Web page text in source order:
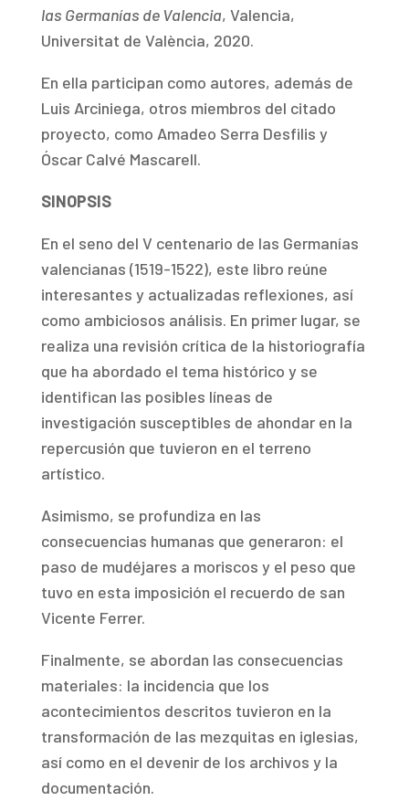
las Germanías de Valencia, Valencia,
Universitat de València, 2020.
En ella participan como autores, además de
Luis Arciniega, otros miembros del citado
proyecto, como Amadeo Serra Desfilis y
Óscar Calvé Mascarell.
SINOPSIS
En el seno del V centenario de las Germanías
valencianas (1519-1522), este libro reúne
interesantes y actualizadas reflexiones, así
como ambiciosos análisis. En primer lugar, se
realiza una revisión crítica de la historiografía
que ha abordado el tema histórico y se
identifican las posibles líneas de
investigación susceptibles de ahondar en la
repercusión que tuvieron en el terreno
artístico.
Asimismo, se profundiza en las
consecuencias humanas que generaron: el
paso de mudéjares a moriscos y el peso que
tuvo en esta imposición el recuerdo de san
Vicente Ferrer.
Finalmente, se abordan las consecuencias
materiales: la incidencia que los
acontecimientos descritos tuvieron en la
transformación de las mezquitas en iglesias,
así como en el devenir de los archivos y la
documentación.